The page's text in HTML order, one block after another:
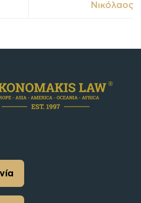
Νικόλαος